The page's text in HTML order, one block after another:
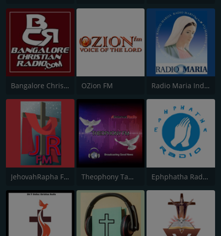
Bangalore Christian Radio OZion FM Radio Maria India
JehovahRapha FM Theophony Tamil Isai Ephphatha Radio Malayalam